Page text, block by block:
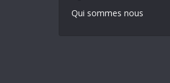
Qui sommes nous